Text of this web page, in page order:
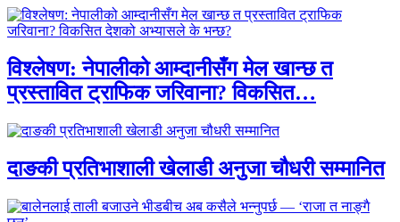
विश्लेषण: नेपालीको आम्दानीसँग मेल खान्छ त
प्रस्तावित ट्राफिक जरिवाना? विकसित…
दाङकी प्रतिभाशाली खेलाडी अनुजा चौधरी सम्मानित